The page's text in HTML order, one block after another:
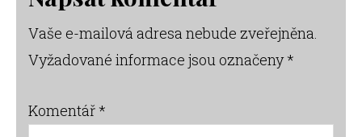
Interactions
Vaše e-mailová adresa nebude zveřejněna.
Vyžadované informace jsou označeny*
Komentář*